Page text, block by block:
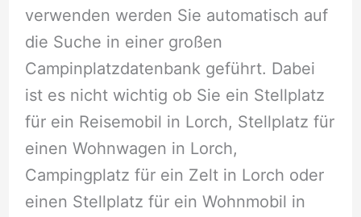
verwenden werden Sie automatisch auf
die Suche in einer großen
Campinplatzdatenbank geführt. Dabei
ist es nicht wichtig ob Sie ein Stellplatz
für ein Reisemobil in Lorch, Stellplatz für
einen Wohnwagen in Lorch,
Campingplatz für ein Zelt in Lorch oder
einen Stellplatz für ein Wohnmobil in